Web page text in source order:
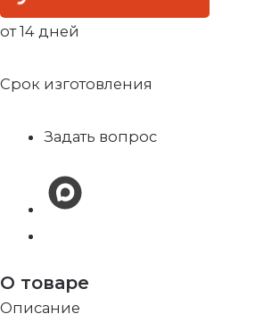
от 14 дней
Срок изготовления
Задать вопрос
О товаре
Описание